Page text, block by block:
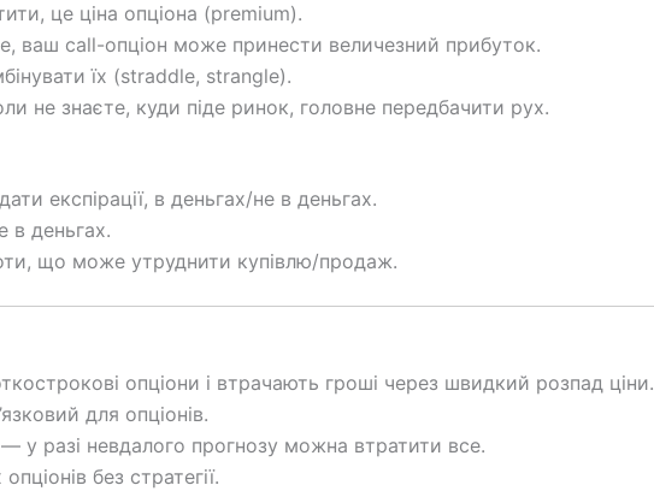
це ціна опціона (premium).
ваш call-опціон може принести величезний прибуток.
їх (straddle, strangle).
не знаєте, куди піде ринок, головне передбачити рух.
експірації, в деньгах/не в деньгах.
в деньгах.
що може утруднити купівлю/продаж.
опціони і втрачають гроші через швидкий розпад ціни.
для опціонів.
— у разі невдалого прогнозу можна втратити все.
без стратегії.